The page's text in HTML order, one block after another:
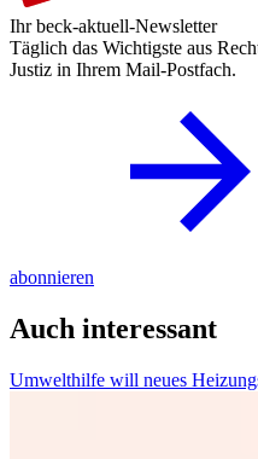
Ihr beck-aktuell-Newsletter
Täglich das Wichtigste aus
Justiz in Ihrem Mail-Postfach.
abonnieren
Auch interessant
Umwelthilfe will neues